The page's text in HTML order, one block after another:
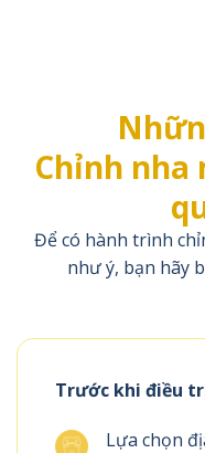
Chỉnh nha
Để có hành trình
như ý, bạn hãy
Trước khi điều
Lựa chọn